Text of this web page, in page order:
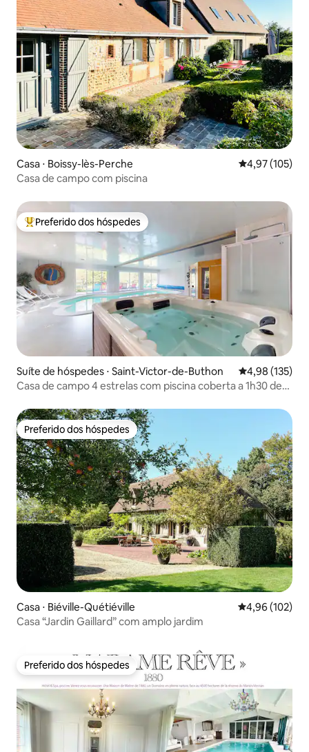
Casa ⋅ Boissy-lès-Perche 4,97 de uma
4,97 (105)
Casa de campo com piscina
Entre os melhores preferidos dos hóspedes
Preferido dos hóspedes
Suíte de hóspedes ⋅ Saint-Victor-de-Buthon 4,98 de uma
4,98 (135)
Casa de campo 4 estrelas com piscina coberta a 1h30 de
Preferido dos hóspedes
Preferido dos hóspedes
Casa ⋅ Biéville-Quétiéville 4,96 de uma
4,96 (102)
Casa “Jardin Gaillard” com amplo jardim
Preferido dos hóspedes
Preferido dos hóspedes